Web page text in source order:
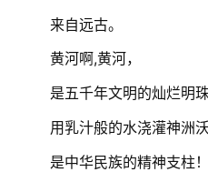
来自远古。
黄河啊,黄河，
是五千年文明的灿烂明珠
用乳汁般的水浇灌神洲沃
是中华民族的精神支柱！